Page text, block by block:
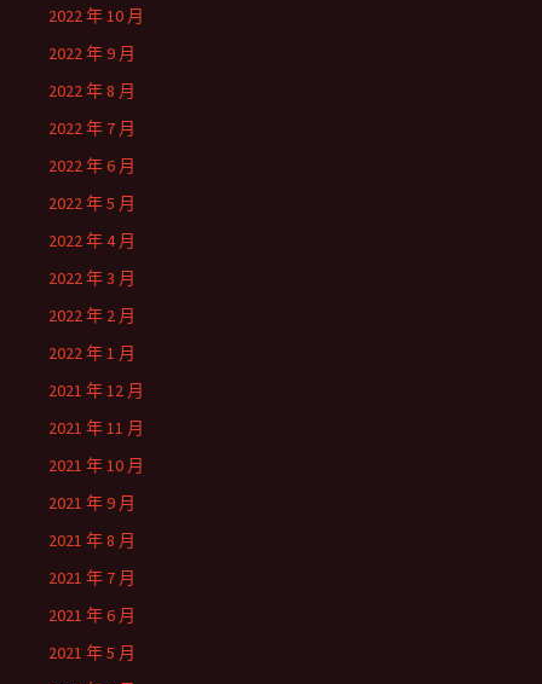
2022 年 10 月
2022 年 9 月
2022 年 8 月
2022 年 7 月
2022 年 6 月
2022 年 5 月
2022 年 4 月
2022 年 3 月
2022 年 2 月
2022 年 1 月
2021 年 12 月
2021 年 11 月
2021 年 10 月
2021 年 9 月
2021 年 8 月
2021 年 7 月
2021 年 6 月
2021 年 5 月